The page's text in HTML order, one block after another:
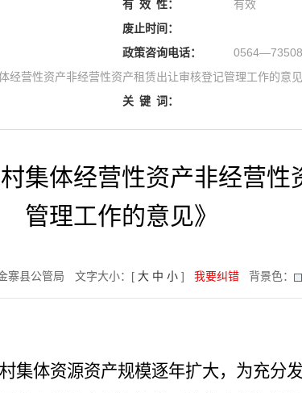
有 效 性：
有效
废止时间：
政策咨询电话：
经营性资产非经营性资产租赁出让审核登记管理工作的意见
关 键 词：
集体经营性资产非经营
管理工作的意见》
寨县公管局 文字大小：[ 大 中 小] 我要纠错 背景色：
集体资源资产规模逐年扩大，为充分发